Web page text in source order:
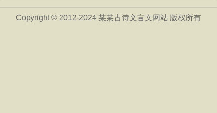
Copyright © 2012-2024 某某古诗文言文网站 版权所有